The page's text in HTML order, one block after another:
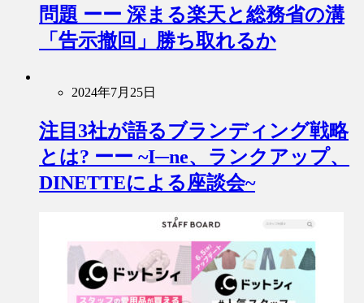
問題 ーー 深まる楽天と総務省の溝
「告示撤回」勝ち取れるか
2024年7月25日
注目3社が語るブランディング戦略
とは? ーー ~I─ne、ランクアップ、
DINETTEによる座談会~